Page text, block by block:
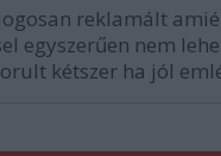
reklamált
egyszerűen nem
kétszer ha jól